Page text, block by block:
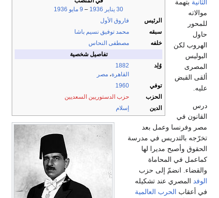
9 مايو
1936
الرئيس
فاروق الأول
سبقه
محمد توفيق نسيم باشا
مصطفى النحاس
وُلِد
1882
توفي
1960
حزب الدستوريين السعديين
الدين
إسلام
وعمل بعد
في مدرسة
مديرا لها
إلى حزب
عند تشكيله
الحرب العالمية